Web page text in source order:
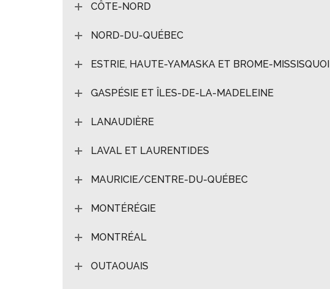
CÔTE-NORD
NORD-DU-QUÉBEC
ESTRIE, HAUTE-YAMASKA ET BROME-MISSISQUOI
GASPÉSIE ET ÎLES-DE-LA-MADELEINE
LANAUDIÈRE
LAVAL ET LAURENTIDES
MAURICIE/CENTRE-DU-QUÉBEC
MONTÉRÉGIE
MONTRÉAL
OUTAOUAIS